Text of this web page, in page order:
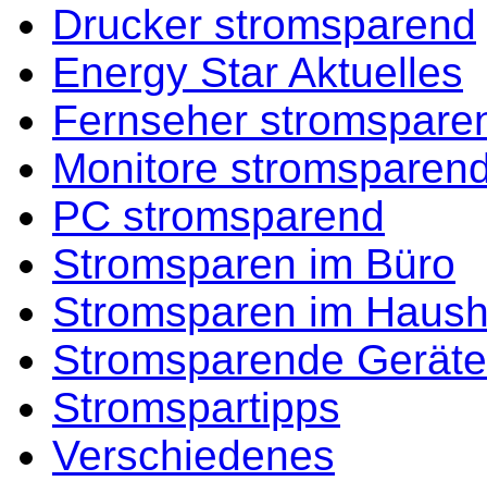
Drucker stromsparend
Energy Star Aktuelles
Fernseher
Monitore
PC stromsparend
Stromsparen im Büro
Stromsparen im
Stromsparende Geräte
Stromspartipps
Verschiedenes